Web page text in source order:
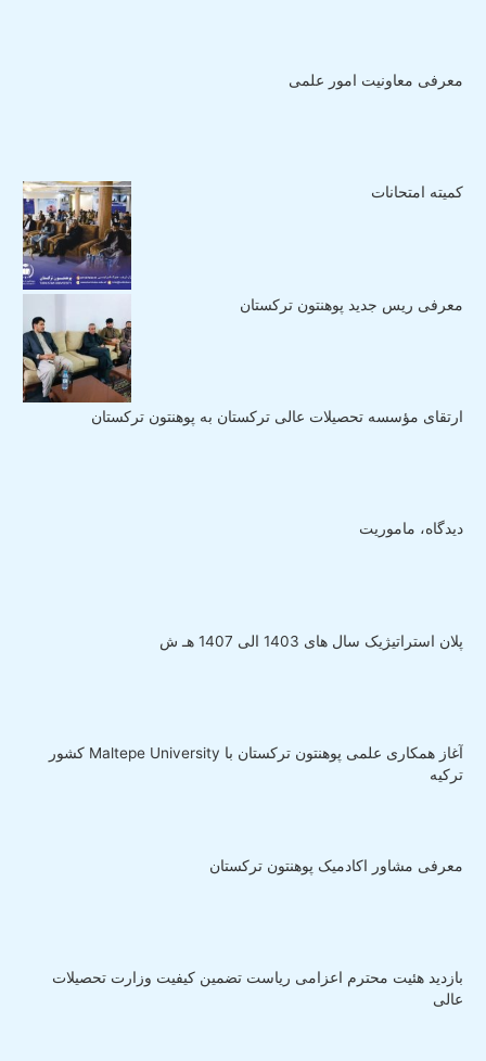
معرفی معاونیت امور علمی
کمیته امتحانات
معرفی ریس جدید پوهنتون ترکستان
ارتقای مؤسسه تحصیلات عالی ترکستان به پوهنتون ترکستان
دیدگاه، ماموریت
پلان استراتیژیک سال های 1403 الی 1407 هـ ش
آغاز همکاری علمی پوهنتون ترکستان با Maltepe University کشور
ترکیه
معرفی مشاور اکادمیک پوهنتون ترکستان
بازدید هئیت محترم اعزامی ریاست تضمین کیفیت وزارت تحصیلات
عالی